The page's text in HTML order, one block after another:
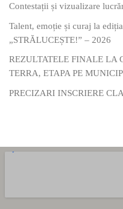
Contestații și vizualizare
Talent, emoție și curaj la
„STRĂLUCEȘTE!” – 2026
REZULTATELE FINALE LA
TERRA, ETAPA PE
PRECIZARI INSCRIERE